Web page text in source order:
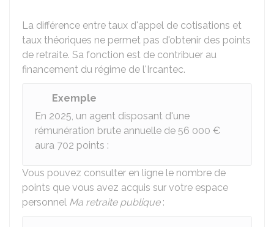
La différence entre taux d'appel de cotisations et
taux théoriques ne permet pas d'obtenir des points
de retraite. Sa fonction est de contribuer au
financement du régime de l'Ircantec.
Exemple
En 2025, un agent disposant d'une
rémunération brute annuelle de 56 000 €
aura 702 points :
Vous pouvez consulter en ligne le nombre de
points que vous avez acquis sur votre espace
personnel Ma retraite publique: